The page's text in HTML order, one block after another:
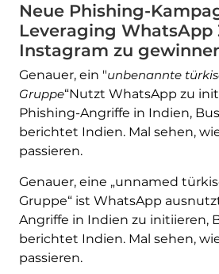
Neue Phishing-
Leveraging
Instagram zu
Genauer, ein "unbenannte
Gruppe“Nutzt WhatsApp zu
Phishing-Angriffe in Indien,
berichtet Indien. Mal sehen,
passieren.
Genauer, eine „unnamed
Gruppe“ ist WhatsApp
Angriffe in Indien zu initiieren,
berichtet Indien. Mal sehen,
passieren.